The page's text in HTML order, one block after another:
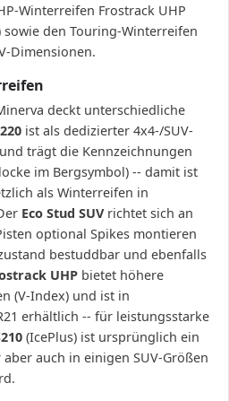
Winterreifen Frostrack UHP
sowie den Touring-Winterreifen
Dimensionen.
deckt unterschiedliche
ist als dedizierter 4x4-/SUV-
trägt die Kennzeichnungen
im Bergsymbol) -- damit ist
als Winterreifen in
Eco Stud SUVrichtet sich an
optional Spikes montieren
bestuddbar und ebenfalls
UHP bietet höhere
(V-Index) und ist in
erhältlich -- für leistungsstarke
(IcePlus) ist ursprünglich ein
auch in einigen SUV-Größen